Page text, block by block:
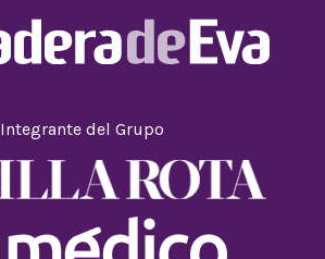
Integrante del Grupo